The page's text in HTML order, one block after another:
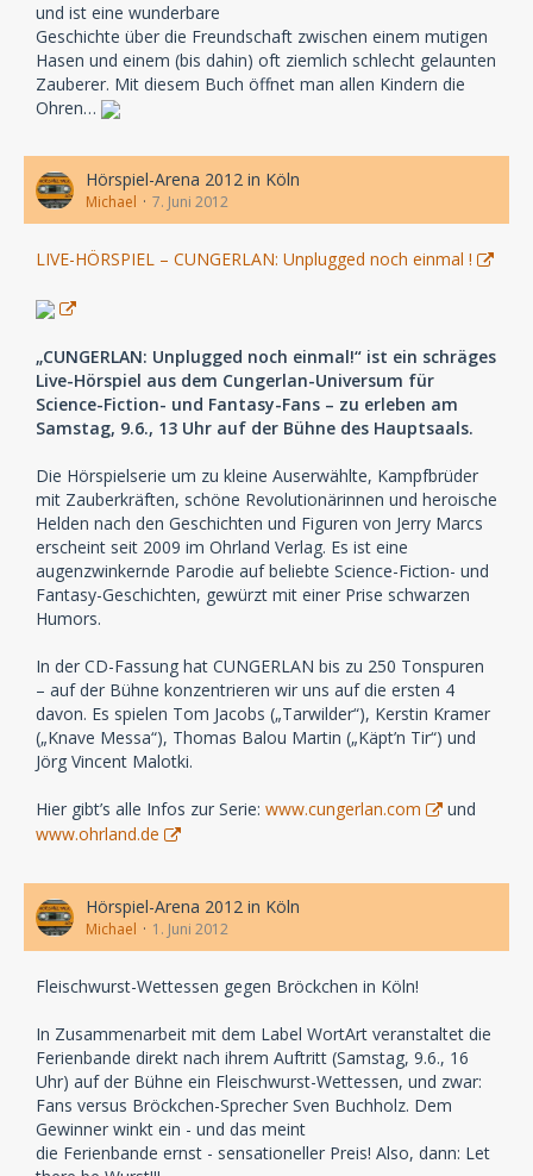
und ist eine wunderbare
Geschichte über die Freundschaft zwischen einem mutigen
Hasen und einem (bis dahin) oft ziemlich schlecht gelaunten
Zauberer. Mit diesem Buch öffnet man allen Kindern die
Ohren…
Hörspiel-Arena 2012 in Köln
Michael 7. Juni 2012
LIVE-HÖRSPIEL – CUNGERLAN: Unplugged noch einmal !
„CUNGERLAN: Unplugged noch einmal!“ ist ein schräges
Live-Hörspiel aus dem Cungerlan-Universum für
Science-Fiction- und Fantasy-Fans – zu erleben am
Samstag, 9.6., 13 Uhr auf der Bühne des Hauptsaals.
Die Hörspielserie um zu kleine Auserwählte, Kampfbrüder
mit Zauberkräften, schöne Revolutionärinnen und heroische
Helden nach den Geschichten und Figuren von Jerry Marcs
erscheint seit 2009 im Ohrland Verlag. Es ist eine
augenzwinkernde Parodie auf beliebte Science-Fiction- und
Fantasy-Geschichten, gewürzt mit einer Prise schwarzen
Humors.
In der CD-Fassung hat CUNGERLAN bis zu 250 Tonspuren
– auf der Bühne konzentrieren wir uns auf die ersten 4
davon. Es spielen Tom Jacobs („Tarwilder“), Kerstin Kramer
(„Knave Messa“), Thomas Balou Martin („Käpt’n Tir“) und
Jörg Vincent Malotki.
Hier gibt’s alle Infos zur Serie: www.cungerlan.com
und
www.ohrland.de
Hörspiel-Arena 2012 in Köln
Michael 1. Juni 2012
Fleischwurst-Wettessen gegen Bröckchen in Köln!
In Zusammenarbeit mit dem Label WortArt veranstaltet die
Ferienbande direkt nach ihrem Auftritt (Samstag, 9.6., 16
Uhr) auf der Bühne ein Fleischwurst-Wettessen, und zwar:
Fans versus Bröckchen-Sprecher Sven Buchholz. Dem
Gewinner winkt ein - und das meint
die Ferienbande ernst - sensationeller Preis! Also, dann: Let